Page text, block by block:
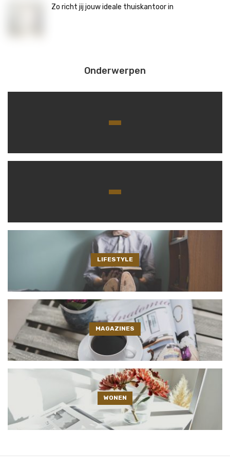
Zo richt jij jouw ideale thuiskantoor in
Onderwerpen
LIFESTYLE
MAGAZINES
WONEN